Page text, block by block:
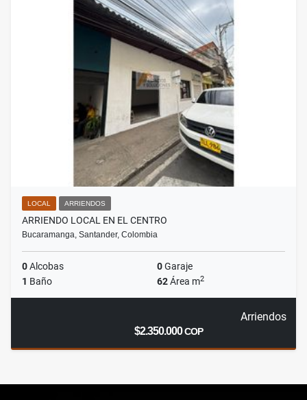
LOCAL ARRIENDOS
ARRIENDO LOCAL EN EL CENTRO
Bucaramanga, Santander, Colombia
0Alcobas 0Garaje
1 Baño 62Área m2
Arriendos
$2.350.000COP